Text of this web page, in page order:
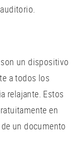
un dispositivo
a todos los
relajante. Estos
en
un documento